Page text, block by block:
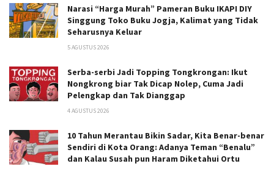
Narasi “Harga Murah” Pameran Buku IKAPI DIY
Singgung Toko Buku Jogja, Kalimat yang Tidak
Seharusnya Keluar
5 AGUSTUS 2026
Serba-serbi Jadi Topping Tongkrongan: Ikut
Nongkrong biar Tak Dicap Nolep, Cuma Jadi
Pelengkap dan Tak Dianggap
4 AGUSTUS 2026
10 Tahun Merantau Bikin Sadar, Kita Benar-benar
Sendiri di Kota Orang: Adanya Teman “Benalu”
dan Kalau Susah pun Haram Diketahui Ortu